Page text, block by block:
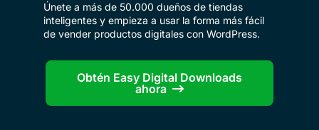
Únete a más de 50.000 dueños de tiendas
inteligentes y empieza a usar la forma más fácil
de vender productos digitales con WordPress.
Obtén Easy Digital Downloads
ahora